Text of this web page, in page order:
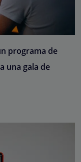
programa de
una gala de